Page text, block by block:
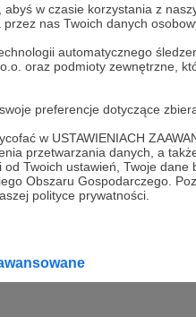
w czasie korzystania z
nas Twoich danych
automatycznego
oraz podmioty zewnętrzne,
preferencje dotyczące
w USTAWIENIACH
przetwarzania danych, a
Twoich ustawień, Twoje
Obszaru Gospodarczego.
polityce prywatności.
Dołącz
Wesprzyj